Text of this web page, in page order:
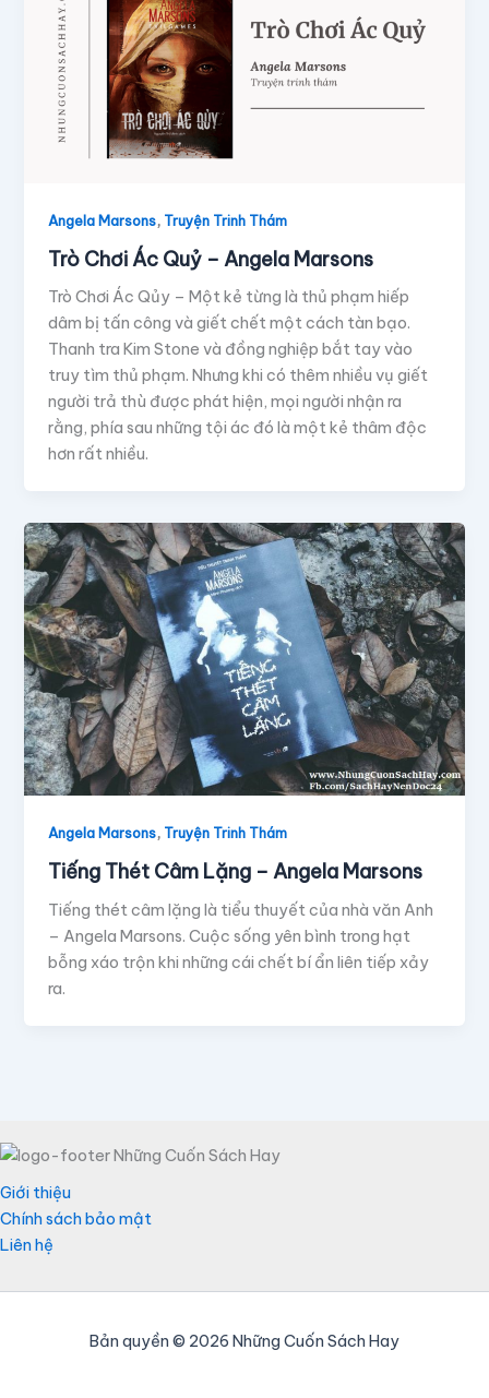
Angela Marsons, Truyện Trinh Thám
Trò Chơi Ác Quỷ – Angela Marsons
Trò Chơi Ác Qủy – Một kẻ từng là thủ phạm hiếp
dâm bị tấn công và giết chết một cách tàn bạo.
Thanh tra Kim Stone và đồng nghiệp bắt tay vào
truy tìm thủ phạm. Nhưng khi có thêm nhiều vụ giết
người trả thù được phát hiện, mọi người nhận ra
rằng, phía sau những tội ác đó là một kẻ thâm độc
hơn rất nhiều.
Angela Marsons, Truyện Trinh Thám
Tiếng Thét Câm Lặng – Angela Marsons
Tiếng thét câm lặng là tiểu thuyết của nhà văn Anh
– Angela Marsons. Cuộc sống yên bình trong hạt
bỗng xáo trộn khi những cái chết bí ẩn liên tiếp xảy
ra.
Giới thiệu
Chính sách bảo mật
Liên hệ
Bản quyền © 2026 Những Cuốn Sách Hay